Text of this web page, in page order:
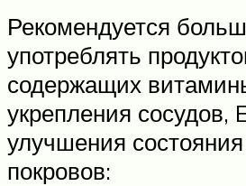
Рекомендуется
употреблять
содержащих
укрепления сосудов,
улучшения
покровов: